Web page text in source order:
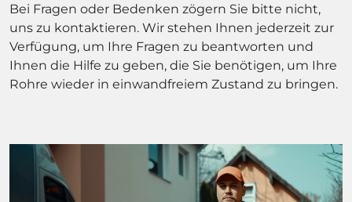
Bei Fragen oder Bedenken zögern Sie bitte nicht,
uns zu kontaktieren. Wir stehen Ihnen jederzeit zur
Verfügung, um Ihre Fragen zu beantworten und
Ihnen die Hilfe zu geben, die Sie benötigen, um Ihre
Rohre wieder in einwandfreiem Zustand zu bringen.